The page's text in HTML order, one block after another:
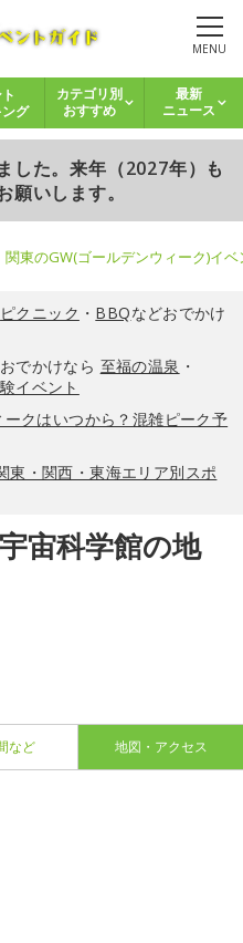
MENU
グ
カテゴリ別
おすすめ
最新
ニュース
した。来年（2027年）も
願いします。
関東のGW(ゴールデンウィーク)イ
ピクニック ・ BBQなどおでかけ
でかけなら 至福の温泉 ・
イベント
クはいつから？混雑ピーク予
東・関西・東海エリア別スポ
宙科学館の地
など 地図・アクセス